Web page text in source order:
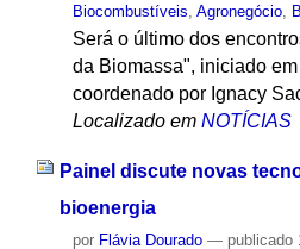
Biocombustíveis Agronegócio,
Será o último dos
da Biomassa", iniciado
coordenado por Ignacy
Localizado em NOTÍCIAS
Painel discute novas
bioenergia
por Flávia Dourado — publicado